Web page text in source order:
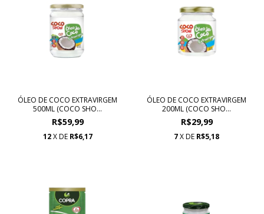
ÓLEO DE COCO EXTRAVIRGEM
500ML (COCO SHO...
R$59,99
12 X DE R$6,17
ÓLEO DE COCO EXTRAVIRGEM
200ML (COCO SHO...
R$29,99
7X DE R$5,18